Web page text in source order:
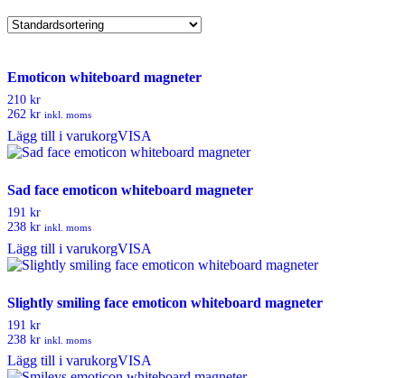
Emoticon whiteboard magneter
210 kr
262 kr inkl. moms
Lägg till i varukorgVISA
Sad face emoticon whiteboard magneter
191 kr
238 kr inkl. moms
Lägg till i varukorgVISA
Slightly smiling face emoticon whiteboard magneter
191 kr
238 kr inkl. moms
Lägg till i varukorgVISA